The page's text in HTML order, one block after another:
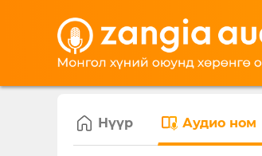
Нүүр Аудио ном